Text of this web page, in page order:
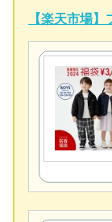
【楽天市場